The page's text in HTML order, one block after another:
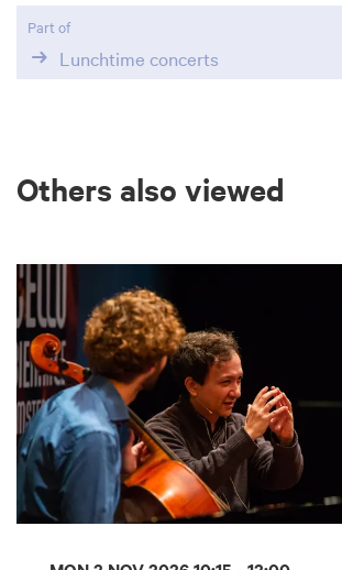
Part of
Lunchtime concerts
Others also viewed